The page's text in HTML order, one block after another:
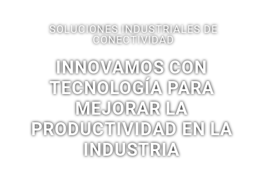
SOLUCIONES INDUSTRIALES DE
CONECTIVIDAD
INNOVAMOS CON
TECNOLOGÍA PARA
MEJORAR LA
PRODUCTIVIDAD EN LA
INDUSTRIA